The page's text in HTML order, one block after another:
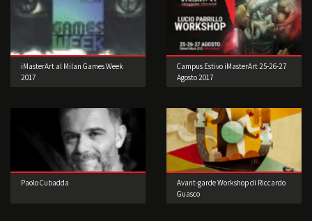
iMasterArt al Milan Games Week
2017
Campus Estivo iMasterArt 25-26-27
Agosto 2017
Paolo Cubadda
Avant-garde Workshop di Riccardo
Guasco